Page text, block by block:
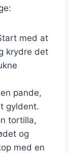
med at
krydre det
pande,
gyldent.
tortilla,
og
med en